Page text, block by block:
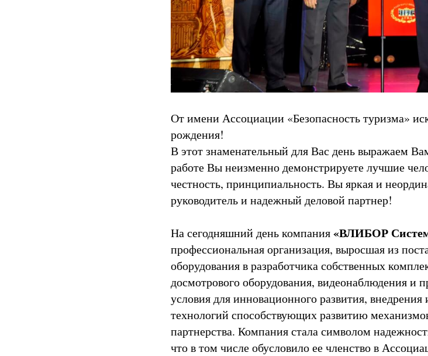
От имени Ассоциации «Безопасность туризма»
рождения!
В этот знаменательный для Вас день выражаем
работе Вы неизменно демонстрируете лучшие
честность, принципиальность. Вы яркая и
руководитель и надежный деловой партнер!
На сегодняшний день компания«ВЛИБОР
профессиональная организация, выросшая из
оборудования в разработчика собственных
досмотрового оборудования, видеонаблюдения и
условия для инновационного развития,
технологий способствующих развитию
партнерства. Компания стала символом
что в том числе обусловило ее членство в